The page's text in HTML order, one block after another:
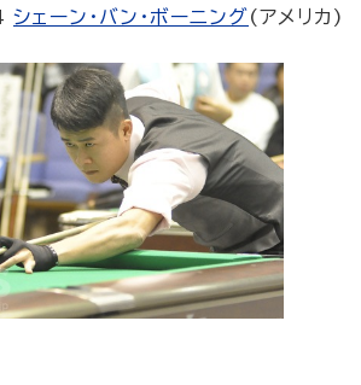
シェーン・バン・ボーニング(アメリカ)